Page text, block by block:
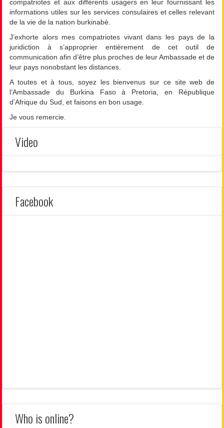
compatriotes et aux différents usagers en leur fournissant les
informations utiles sur les services consulaires et celles relevant
de la vie de la nation burkinabè.
J’exhorte alors mes compatriotes vivant dans les pays de la
juridiction à s’approprier entièrement de cet outil de
communication afin d’être plus proches de leur Ambassade et de
leur pays nonobstant les distances.
A toutes et à tous, soyez les bienvenus sur ce site web de
l’Ambassade du Burkina Faso à Pretoria, en République
d’Afrique du Sud, et faisons en bon usage.
Je vous remercie.
Video
Facebook
Who is online?